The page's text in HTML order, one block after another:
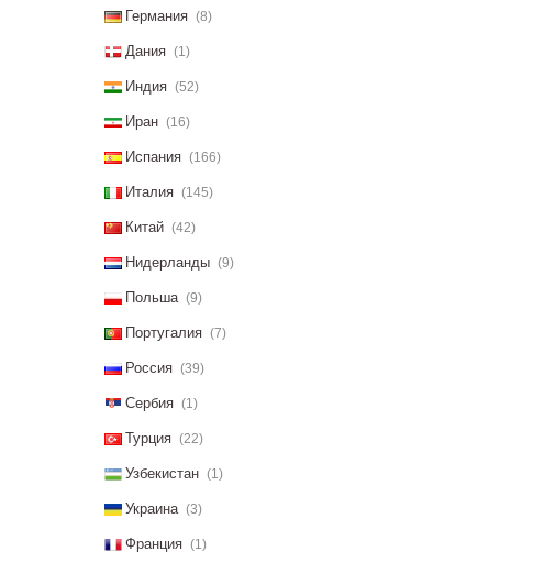
Германия (8)
Дания (1)
Индия (52)
Иран (16)
Испания (166)
Италия (145)
Китай (42)
Нидерланды (9)
Польша (9)
Португалия (7)
Россия (39)
Сербия (1)
Турция (22)
Узбекистан (1)
Украина (3)
Франция (1)